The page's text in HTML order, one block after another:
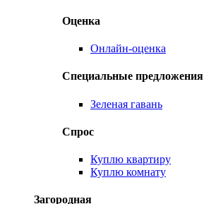
Оценка
Онлайн-оценка
Специальные предложения
Зеленая гавань
Спрос
Куплю квартиру
Куплю комнату
Загородная